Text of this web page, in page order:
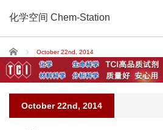
化学空间 Chem-Station
Home October 22nd, 2014
October 22nd, 2014